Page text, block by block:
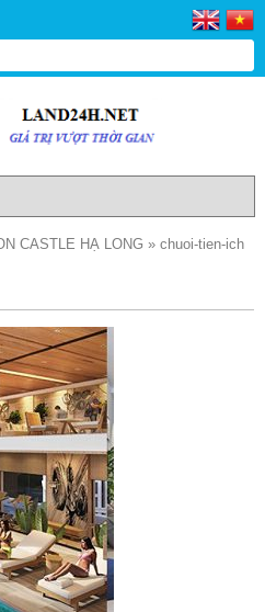
CASTLE HẠ LONG » chuoi-tien-ich